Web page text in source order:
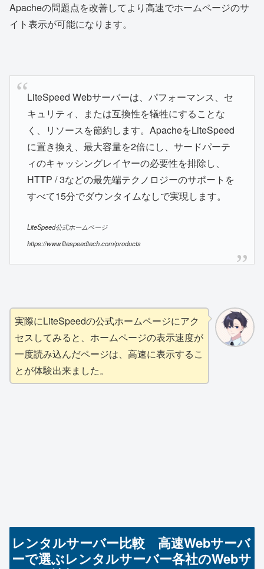
Apacheの問題点を改善してより高速でホームページのサ
イト表示が可能になります。
LiteSpeed Webサーバーは、パフォーマンス、セ
キュリティ、または互換性を犠牲にすることな
く、リソースを節約します。ApacheをLiteSpeed
に置き換え、最大容量を2倍にし、サードパーテ
ィのキャッシングレイヤーの必要性を排除し、
HTTP / 3などの最先端テクノロジーのサポートを
すべて15分でダウンタイムなしで実現します。
LiteSpeed公式ホームページ
https://www.litespeedtech.com/products
実際にLiteSpeedの公式ホームページにアク
セスしてみると、ホームページの表示速度が
一度読み込んだページは、高速に表示するこ
とが体験出来ました。
レンタルサーバー比較 高速Webサーバ
ーで選ぶレンタルサーバー各社のWebサ